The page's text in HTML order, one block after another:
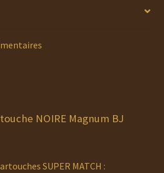
NOIRE Magnum BJ
SUPER MATCH :